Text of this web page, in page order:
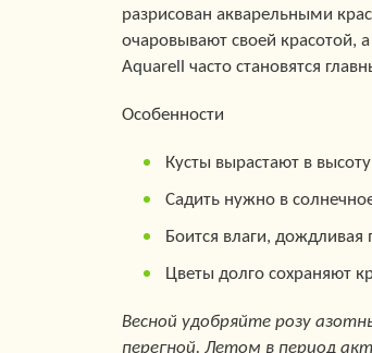
разрисован акварельными
очаровывают своей красотой,
Aquarell часто становятся
Особенности
Кусты вырастают в
Садить нужно в
Боится влаги, дождливая
Цветы долго сохраняют
Весной удобряйте розу
перегной. Летом в период